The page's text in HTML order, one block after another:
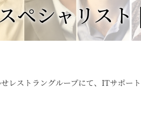
ペシャリス
レストラングループにて、ITサポー